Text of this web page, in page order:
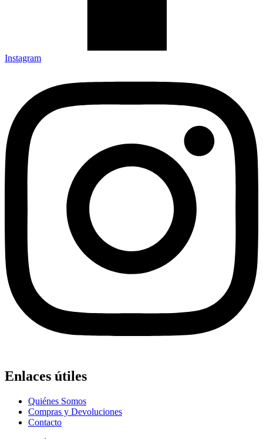
Instagram
Enlaces útiles
Quiénes Somos
Compras y Devoluciones
Contacto